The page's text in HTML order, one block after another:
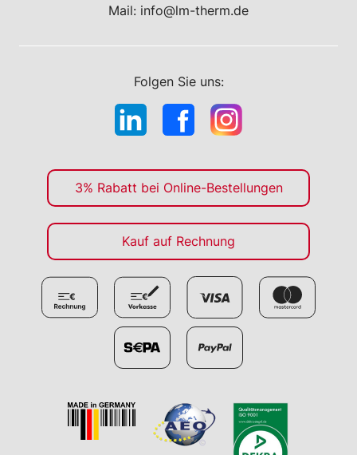
Mail: info@lm-therm.de
Folgen Sie uns:
3% Rabatt bei Online-Bestellungen
Kauf auf Rechnung